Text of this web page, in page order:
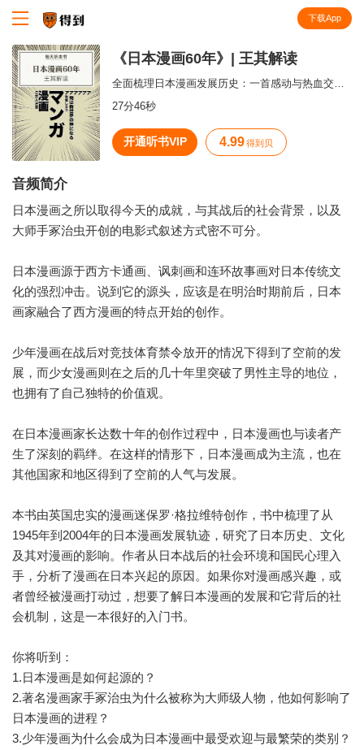
下载App
《日本漫画60年》| 王其解读
全面梳理日本漫画发展历史：一首感动与热血交织的青春之歌。
27分46秒
开通听书VIP 4.99 得到贝
音频简介
日本漫画之所以取得今天的成就，与其战后的社会背景，以及
大师手冢治虫开创的电影式叙述方式密不可分。
日本漫画源于西方卡通画、讽刺画和连环故事画对日本传统文
化的强烈冲击。说到它的源头，应该是在明治时期前后，日本
画家融合了西方漫画的特点开始的创作。
少年漫画在战后对竞技体育禁令放开的情况下得到了空前的发
展，而少女漫画则在之后的几十年里突破了男性主导的地位，
也拥有了自己独特的价值观。
在日本漫画家长达数十年的创作过程中，日本漫画也与读者产
生了深刻的羁绊。在这样的情形下，日本漫画成为主流，也在
其他国家和地区得到了空前的人气与发展。
本书由英国忠实的漫画迷保罗·格拉维特创作，书中梳理了从
1945年到2004年的日本漫画发展轨迹，研究了日本历史、文化
及其对漫画的影响。作者从日本战后的社会环境和国民心理入
手，分析了漫画在日本兴起的原因。如果你对漫画感兴趣，或
者曾经被漫画打动过，想要了解日本漫画的发展和它背后的社
会机制，这是一本很好的入门书。
你将听到：
1.日本漫画是如何起源的？
2.著名漫画家手冢治虫为什么被称为大师级人物，他如何影响了
日本漫画的进程？
3.少年漫画为什么会成为日本漫画中最受欢迎与最繁荣的类别？